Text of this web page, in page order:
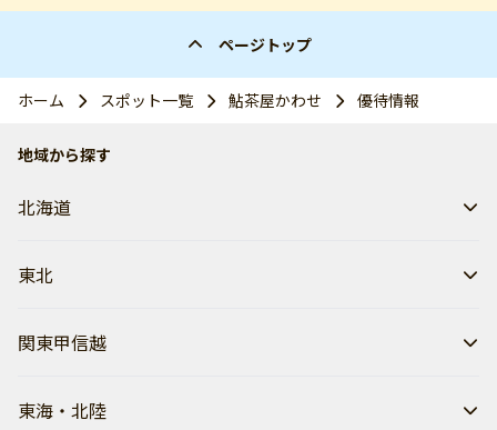
ページトップ
ホーム スポット一覧 鮎茶屋かわせ 優待情報
地域から探す
北海道
東北
関東甲信越
東海・北陸